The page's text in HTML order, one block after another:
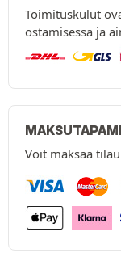
Toimituskulut
ostamisessa ja
Voit maksaa